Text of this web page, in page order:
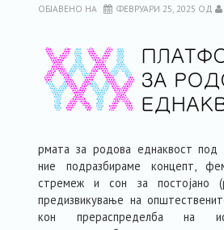
ОБЈАВЕНО НА ФЕВРУАРИ 25, 2025 ОД
рмата за родова еднаквост под
ние подразбираме концепт,
стремеж и сон за постојано
предизвикување на
кон прераспределба на